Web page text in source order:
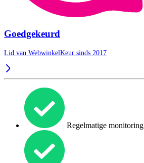
Goedgekeurd
Lid van WebwinkelKeur sinds 2017
Regelmatige monitoring